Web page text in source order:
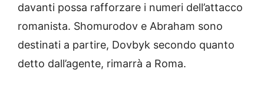
davanti possa rafforzare i numeri dell’attacco
romanista. Shomurodov e Abraham sono
destinati a partire, Dovbyk secondo quanto
detto dall’agente, rimarrà a Roma.